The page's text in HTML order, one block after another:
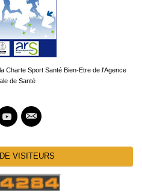
Charte Sport Santé Bien-Etre de l'Agence
de Santé
VISITEURS